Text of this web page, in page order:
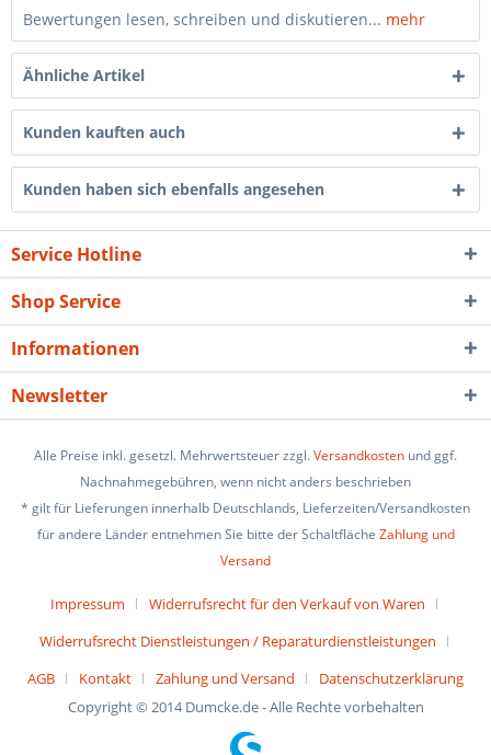
Bewertungen lesen, schreiben und diskutieren... mehr
Ähnliche Artikel
Kunden kauften auch
Kunden haben sich ebenfalls angesehen
Service Hotline
Shop Service
Informationen
Newsletter
Alle Preise inkl. gesetzl. Mehrwertsteuer zzgl.Versandkosten und ggf.
Nachnahmegebühren, wenn nicht anders beschrieben
* gilt für Lieferungen innerhalb Deutschlands, Lieferzeiten/Versandkosten
für andere Länder entnehmen Sie bitte der Schaltfläche Zahlung und
Versand
Impressum
Widerrufsrecht für den Verkauf von Waren
Widerrufsrecht Dienstleistungen / Reparaturdienstleistungen
AGB
Kontakt Zahlung und Versand
Datenschutzerklärung
Copyright © 2014 Dumcke.de - Alle Rechte vorbehalten